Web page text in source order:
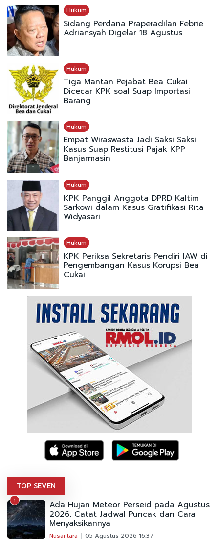
Hukum
Sidang Perdana Praperadilan Febrie
Adriansyah Digelar 18 Agustus
Hukum
Tiga Mantan Pejabat Bea Cukai
Dicecar KPK soal Suap Importasi
Barang
Hukum
Empat Wiraswasta Jadi Saksi Saksi
Kasus Suap Restitusi Pajak KPP
Banjarmasin
Hukum
KPK Panggil Anggota DPRD Kaltim
Sarkowi dalam Kasus Gratifikasi Rita
Widyasari
Hukum
KPK Periksa Sekretaris Pendiri IAW di
Pengembangan Kasus Korupsi Bea
Cukai
TOP SEVEN
1 Ada Hujan Meteor Perseid pada Agustus
2026, Catat Jadwal Puncak dan Cara
Menyaksikannya
Nusantara 05 Agustus 2026 16:37